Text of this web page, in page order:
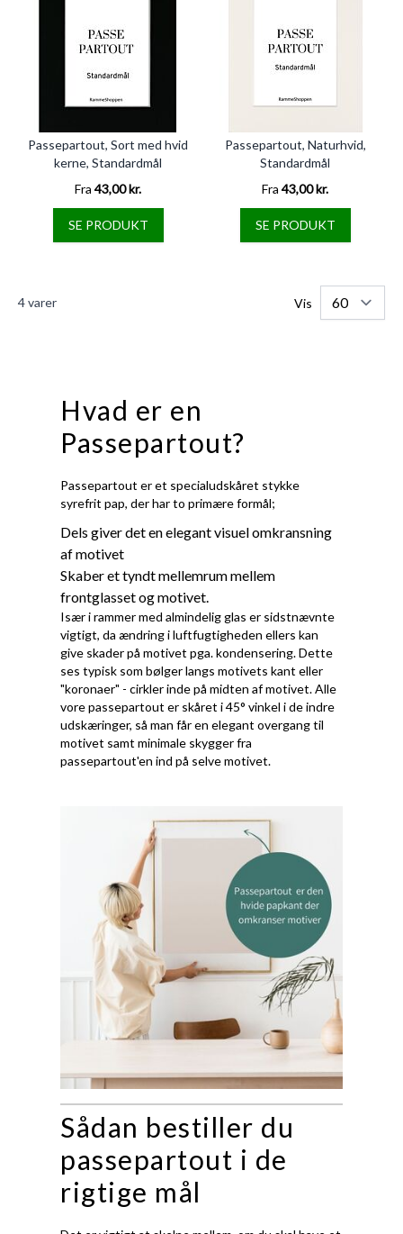
Passepartout, Sort med hvid
kerne, Standardmål
Fra 43,00 kr.
SE PRODUKT
Passepartout, Naturhvid,
Standardmål
Fra 43,00 kr.
SE PRODUKT
4varer Vis
Hvad er en
Passepartout?
Passepartout er et specialudskåret stykke
syrefrit pap, der har to primære formål;
Dels giver det en elegant visuel omkransning
af motivet
Skaber et tyndt mellemrum mellem
frontglasset og motivet.
Især i rammer med almindelig glas er sidstnævnte
vigtigt, da ændring i luftfugtigheden ellers kan
give skader på motivet pga. kondensering. Dette
ses typisk som bølger langs motivets kant eller
"koronaer" - cirkler inde på midten af motivet. Alle
vore passepartout er skåret i 45° vinkel i de indre
udskæringer, så man får en elegant overgang til
motivet samt minimale skygger fra
passepartout'en ind på selve motivet.
Sådan bestiller du
passepartout i de
rigtige mål